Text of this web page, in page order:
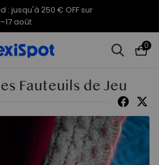
: jusqu'à 250 € OFF sur
août
0
Fauteuils de Jeu